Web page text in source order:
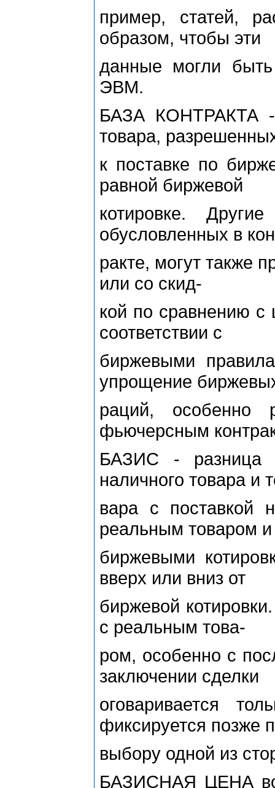
пример, статей,
образом, чтобы эти
данные могли
ЭВМ.
БАЗА КОНТРАКТА -
товара,
к поставке по
равной биржевой
котировке.
обусловленных в
ракте, могут также
или со скид-
кой по сравнению с
соответствии с
биржевыми
упрощение
раций, особенно
фьючерсным
БАЗИС - разница
наличного товара и
вара с поставкой
реальным товаром и
биржевыми
вверх или вниз от
биржевой
с реальным това-
ром, особенно с
заключении сделки
оговаривается
фиксируется позже
выбору одной из
БАЗИСНАЯ ЦЕНА во